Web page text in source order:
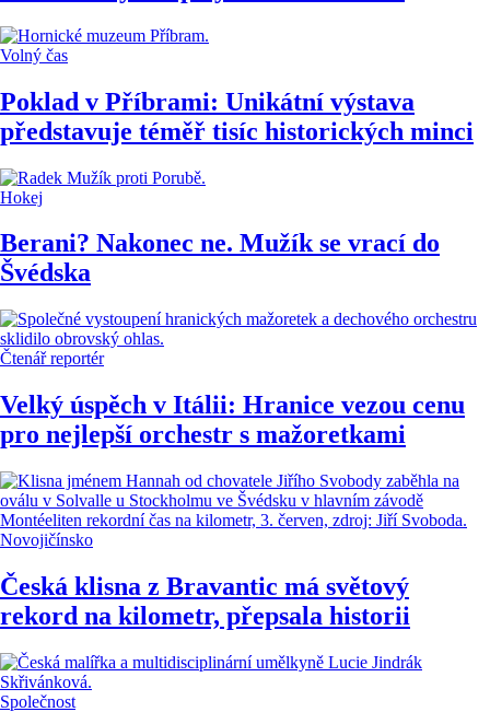
Volný čas
Poklad v Příbrami: Unikátní výstava
představuje téměř tisíc historických minci
Hokej
Berani? Nakonec ne. Mužík se vrací do
Švédska
Čtenář reportér
Velký úspěch v Itálii: Hranice vezou cenu
pro nejlepší orchestr s mažoretkami
Novojičínsko
Česká klisna z Bravantic má světový
rekord na kilometr, přepsala historii
Společnost